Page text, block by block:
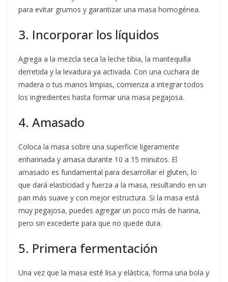
para evitar grumos y garantizar una masa homogénea.
3. Incorporar los líquidos
Agrega a la mezcla seca la leche tibia, la mantequilla
derretida y la levadura ya activada. Con una cuchara de
madera o tus manos limpias, comienza a integrar todos
los ingredientes hasta formar una masa pegajosa.
4. Amasado
Coloca la masa sobre una superficie ligeramente
enharinada y amasa durante 10 a 15 minutos. El
amasado es fundamental para desarrollar el gluten, lo
que dará elasticidad y fuerza a la masa, resultando en un
pan más suave y con mejor estructura. Si la masa está
muy pegajosa, puedes agregar un poco más de harina,
pero sin excederte para que no quede dura.
5. Primera fermentación
Una vez que la masa esté lisa y elástica, forma una bola y